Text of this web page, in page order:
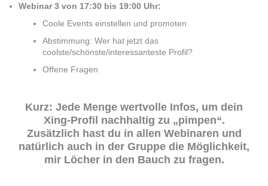
Webinar 3 von 17:30 bis 19:00 Uhr:
Coole Events einstellen und promoten
Abstimmung: Wer hat jetzt das
coolste/schönste/interessanteste Profil?
Offene Fragen
Kurz: Jede Menge wertvolle Infos, um dein
Xing-Profil nachhaltig zu „pimpen“.
Zusätzlich hast du in allen Webinaren und
natürlich auch in der Gruppe die Möglichkeit,
mir Löcher in den Bauch zu fragen.